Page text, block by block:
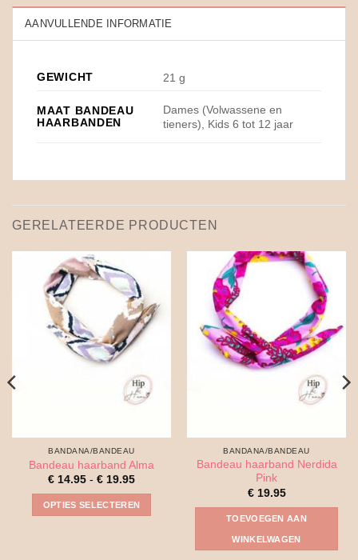
AANVULLENDE INFORMATIE
GEWICHT 21 g
MAAT BANDEAU
HAARBANDEN
Dames (Volwassene en
tieners), Kids 6 tot 12 jaar
GERELATEERDE PRODUCTEN
BANDANA/BANDEAU
Bandeau haarband Alma
€ 14.95 - € 19.95Prijsklasse:
tot
€ 19.95
OPTIES SELECTEREN
BANDANA/BANDEAU
Bandeau haarband Nerdida
Pink
€19.95
TOEVOEGEN AAN
WINKELWAGEN